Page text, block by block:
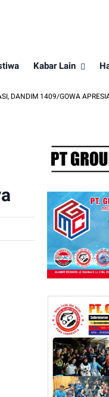
Kabar Lain
GOWA APRESIASI DEDIKASI